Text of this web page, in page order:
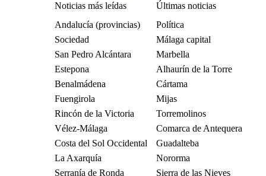
Noticias más leídas
Últimas noticias
Andalucía (provincias)
Política
Sociedad
Málaga capital
San Pedro Alcántara
Marbella
Estepona
Alhaurín de la Torre
Benalmádena
Cártama
Fuengirola
Mijas
Rincón de la Victoria
Torremolinos
Vélez-Málaga
Comarca de Antequera
Costa del Sol Occidental
Guadalteba
La Axarquía
Nororma
Serranía de Ronda
Sierra de las Nieves